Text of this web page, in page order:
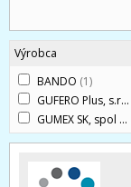
Výrobca
BANDO (1)
GUFERO Plus, s.r.o.
GUMEX SK, spol s